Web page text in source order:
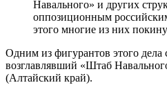
Навального» и других
оппозиционным
этого многие из них
Одним из фигурантов этого
возглавлявший «Штаб
(Алтайский край).